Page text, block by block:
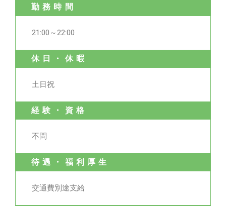
勤務時間
21:00～22:00
休日・休暇
土日祝
経験・資格
不問
待遇・福利厚生
交通費別途支給